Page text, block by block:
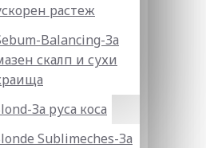
растеж
Balancing-За
скалп и сухи
За руса коса
Sublіmeches-За